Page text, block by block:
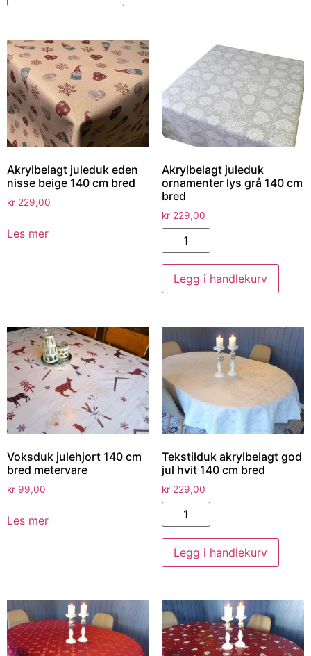
Akrylbelagt juleduk eden
nisse beige 140 cm bred
kr 229,00
Les mer
Akrylbelagt juleduk
ornamenter lys grå 140 cm
bred
kr229,00
Legg i handlekurv
Voksduk julehjort 140 cm
bred metervare
kr 99,00
Les mer
Tekstilduk akrylbelagt god
jul hvit 140 cm bred
kr229,00
Legg i handlekurv